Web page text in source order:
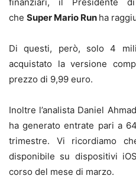
che Super Mario Run ha
Di questi, però, solo 4
acquistato la versione
prezzo di 9,99 euro.
Inoltre l’analista Daniel
ha generato entrate pari a
trimestre. Vi ricordiamo
disponibile su dispositivi
corso del mese di marzo.